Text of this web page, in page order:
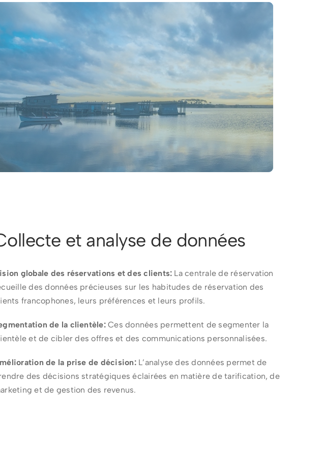
et analyse de données
globale des réservations et des clients: La centrale de réservation
des données précieuses sur les habitudes de réservation des
francophones, leurs préférences et leurs profils.
de la clientèle:Ces données permettent de segmenter la
et de cibler des offres et des communications personnalisées.
de la prise de décision:L’analyse des données permet de
des décisions stratégiques éclairées en matière de tarification, de
et de gestion des revenus.